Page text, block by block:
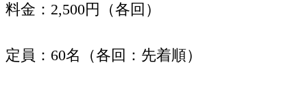
料金 2,500円（各回）
定員 60名（各回：先着順）